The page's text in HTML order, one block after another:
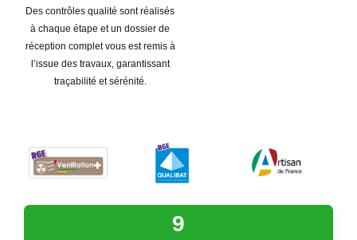
Des contrôles qualité sont réalisés
à chaque étape et un dossier de
réception complet vous est remis à
l’issue des travaux, garantissant
traçabilité et sérénité.
9